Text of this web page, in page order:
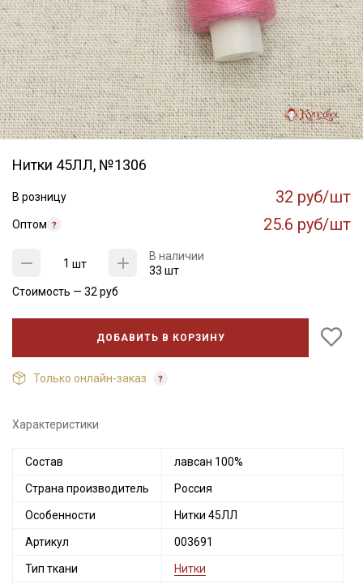
Нитки 45ЛЛ, №1306
В розницу 32 руб/шт
Оптом 25.6 руб/шт
шт
В наличии
33 шт
Стоимость — 32руб
ДОБАВИТЬ В КОРЗИНУ
Только онлайн-заказ
Характеристики
Состав лавсан 100%
Страна производитель Россия
Особенности Нитки 45ЛЛ
Артикул 003691
Тип ткани Нитки
Секретная рассылка от Купава
Мы публикуем здесь дополнительные
промокоды и скидки до 30% на узкие
Электронная почта